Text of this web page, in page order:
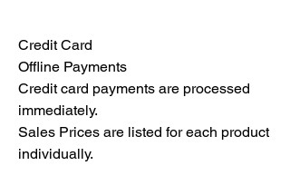
Credit Card
Offline Payments
Credit card payments are processed
immediately.
Sales Prices are listed for each product
individually.